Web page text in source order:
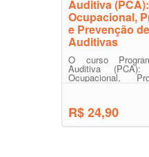
Auditiva
Ocupacional,
e Prevenção
Auditivas
O curso
Auditiva
Ocupacional,
Prevenção de
R$ 24,90